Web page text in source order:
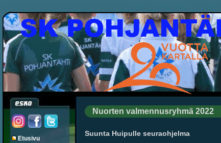
Etusivu
Nuorten valmennusryhmä 2022
Suunta Huipulle seuraohjelma